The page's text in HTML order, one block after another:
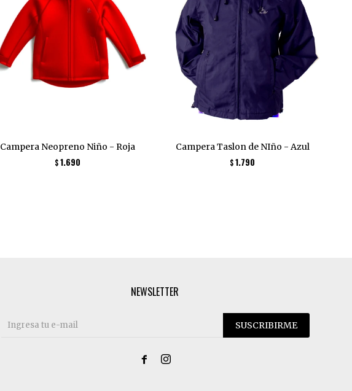
Campera Neopreno Niño - Roja
$ 1.690
Campera Taslon de NIño - Azul
$1.790
NEWSLETTER
SUSCRIBIRME
 